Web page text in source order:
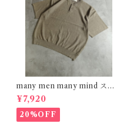
many men many mind スノ
ーウォッシュ ニットポロシャ
ツ ベージュ M2611010
¥7,920
20%OFF